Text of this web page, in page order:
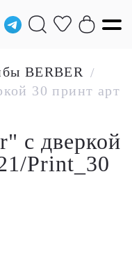
BERBER /
30 принт арт
с дверкой
Print_30